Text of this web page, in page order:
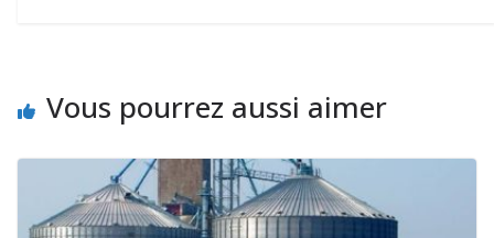
Vous pourrez aussi aimer